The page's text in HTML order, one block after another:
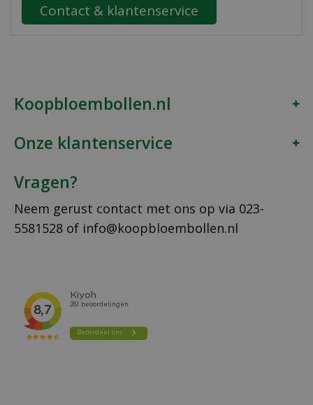
Contact & klantenservice
Koopbloembollen.nl
Onze klantenservice
Vragen?
Neem gerust contact met ons op via 023-
5581528 of info@koopbloembollen.nl